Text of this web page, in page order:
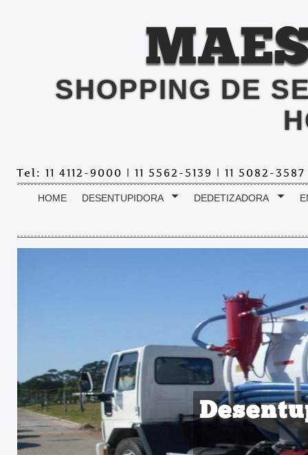
SHOPPING DE
Tel: 11 4112-9000 | 11 5562-5139 | 11 5082-
HOME DESENTUPIDORA DEDETIZADORA